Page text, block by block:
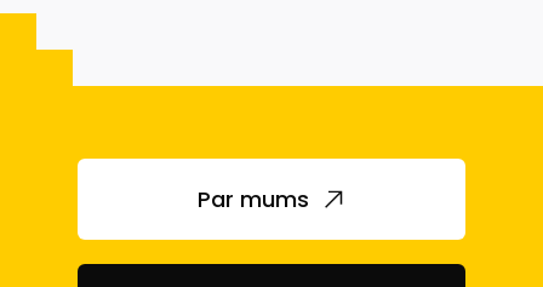
Par mums